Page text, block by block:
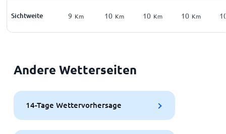
Sichtweite 9 Km 10 Km 10 Km 10 Km
Andere Wetterseiten
14-Tage Wettervorhersage